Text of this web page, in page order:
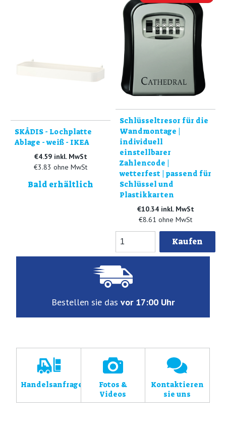
Schlüsseltresor für die
Wandmontage |
individuell
einstellbarer
Zahlencode |
wetterfest | passend für
Schlüssel und
Plastikkarten
€10.34 inkl. MwSt
€8.61 ohne MwSt
Kaufen
SKÅDIS - Lochplatte
Ablage - weiß - IKEA
€4.59 inkl. MwSt
€3.83 ohne MwSt
Bald erhältlich
Bestellen sie das vor 17:00 Uhr
Handelsanfragen
Fotos &
Videos
Kontaktieren
sie uns